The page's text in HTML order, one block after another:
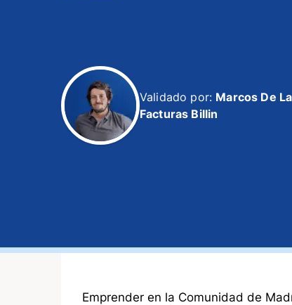
Validado por: Marcos De
Facturas Billin
Emprender en la Comunidad de